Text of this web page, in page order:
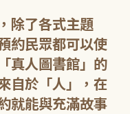
除了各式主題
約民眾都可以使
真人圖書館」的
自於「人」，在
就能與充滿故事